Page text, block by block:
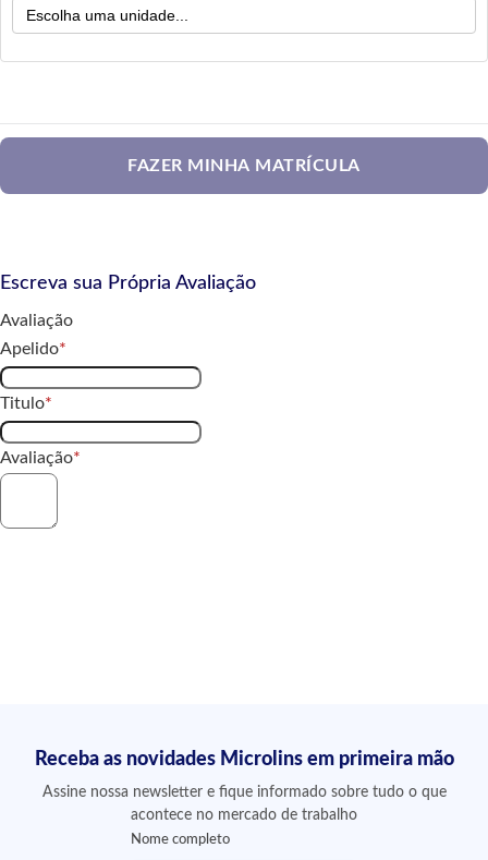
FAZER MINHA MATRÍCULA
Escreva sua Própria Avaliação
Avaliação
Apelido
Titulo
Avaliação
Receba as novidades Microlins em primeira mão
Assine nossa newsletter e fique informado sobre tudo o que
acontece no mercado de trabalho
Nome completo